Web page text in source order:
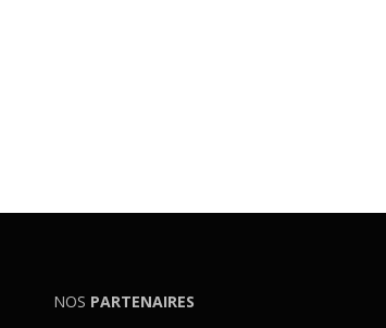
NOS PARTENAIRES